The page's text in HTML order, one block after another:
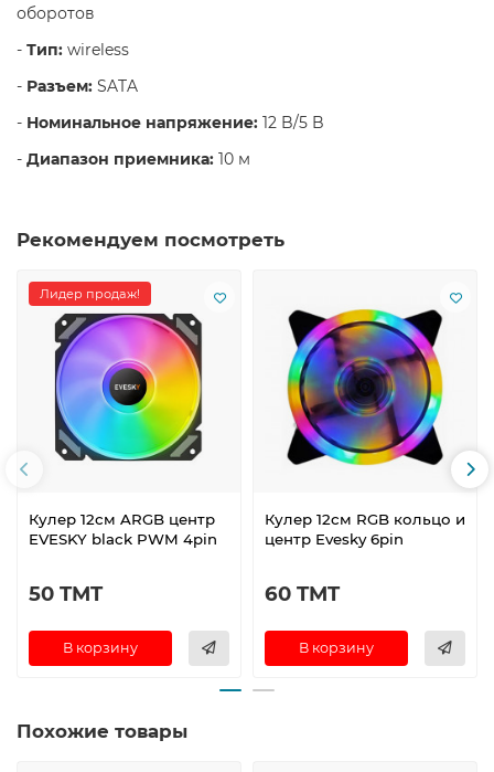
оборотов
- Тип: wireless
- Разъем: SATA
- Номинальное напряжение: 12 B/5 B
- Диапазон приемника: 10 м
Рекомендуем посмотреть
Лидер продаж!
Кулер 12см ARGB центр
EVESKY black PWM 4pin
50 TMT
В корзину
Кулер 12см RGB кольцо и
центр Evesky 6pin
60 TMT
В корзину
Похожие товары